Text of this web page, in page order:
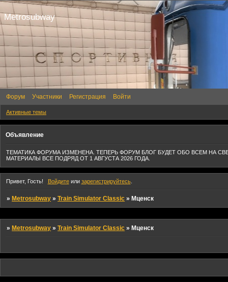
Metrosubway
Форум Участники Регистрация Войти
Активные темы
Объявление
ТЕМАТИКА ФОРУМА ИЗМЕНЕНА. ТЕПЕРЬ ФОРУМ БЛОГ БУДЕТ ОБО ВСЕМ НА
МАТЕРИАЛЫ ВСЕ ПОДРЯД ОТ 1 АВГУСТА 2026 ГОДА.
Привет, Гость! Войдитеили зарегистрируйтесь.
» Metrosubway »Train Simulator Classic » Мценск
»Metrosubway »Train Simulator Classic »Мценск